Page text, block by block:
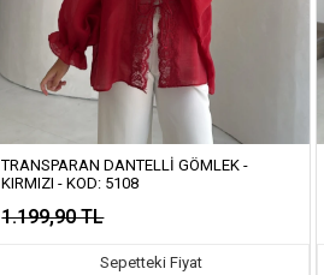
TRANSPARAN DANTELLI GÖMLEK -
KIRMIZI - KOD: 5108
1.199,90 TL
Sepetteki Fiyat